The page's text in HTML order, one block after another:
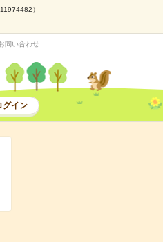
）
問い合わせ
グイン